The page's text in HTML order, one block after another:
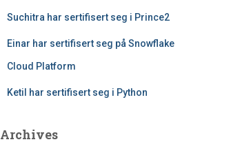
Suchitra har sertifisert seg i Prince2
Einar har sertifisert seg på Snowflake
Cloud Platform
Ketil har sertifisert seg i Python
Archives